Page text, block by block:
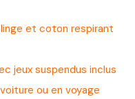
et coton respirant
jeux suspendus inclus
ou en voyage